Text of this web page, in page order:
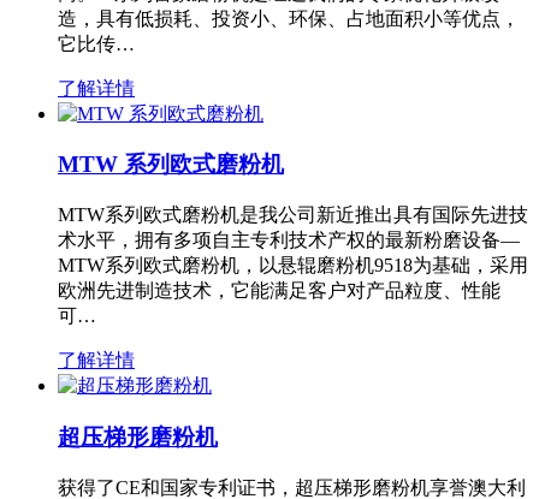
造，具有低损耗、投资小、环保、占地面积小等优点，
它比传…
了解详情
MTW 系列欧式磨粉机
MTW系列欧式磨粉机是我公司新近推出具有国际先进技
术水平，拥有多项自主专利技术产权的最新粉磨设备—
MTW系列欧式磨粉机，以悬辊磨粉机9518为基础，采用
欧洲先进制造技术，它能满足客户对产品粒度、性能
可…
了解详情
超压梯形磨粉机
获得了CE和国家专利证书，超压梯形磨粉机享誉澳大利